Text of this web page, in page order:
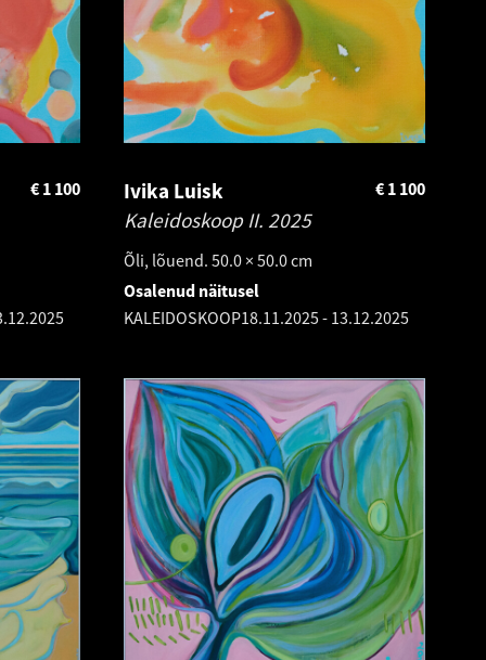
1 100
€
Ivika Luisk
Kaleidoskoop II. 2025
Õli, lõuend. 50.0 × 50.0 cm
1 100
€
Osalenud näitusel
KALEIDOSKOOP18.11.2025- 13.12.2025